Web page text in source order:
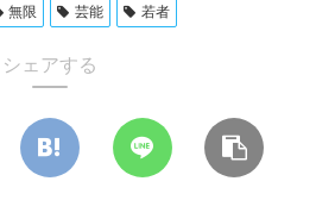
無限 芸能 若者
シェアする